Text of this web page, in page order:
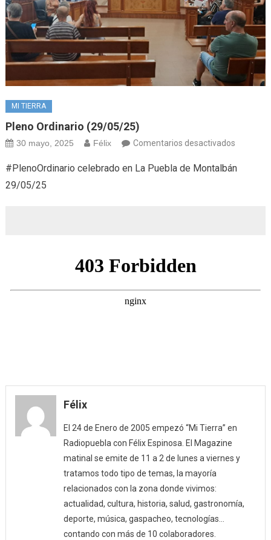
MI TIERRA
Pleno Ordinario (29/05/25)
30 mayo, 2025 Félix Comentarios desactivadosen
Ordinario
#PlenoOrdinario celebrado en La Puebla de Montalbán
29/05/25
Félix
El 24 de Enero de 2005 empezó “Mi Tierra” en
Radiopuebla con Félix Espinosa. El Magazine
matinal se emite de 11 a 2 de lunes a viernes y
tratamos todo tipo de temas, la mayoría
relacionados con la zona donde vivimos:
actualidad, cultura, historia, salud, gastronomía,
deporte, música, gaspacheo, tecnologías…
contando con más de 10 colaboradores.